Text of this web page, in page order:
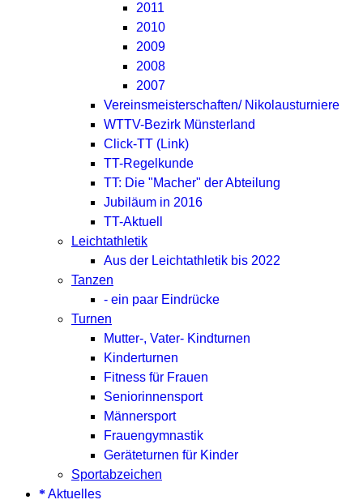
2011
2010
2009
2008
2007
Vereinsmeisterschaften/ Nikolausturniere
WTTV-Bezirk Münsterland
Click-TT (Link)
TT-Regelkunde
TT: Die "Macher" der Abteilung
Jubiläum in 2016
TT-Aktuell
Leichtathletik
Aus der Leichtathletik bis 2022
Tanzen
- ein paar Eindrücke
Turnen
Mutter-, Vater- Kindturnen
Kinderturnen
Fitness für Frauen
Seniorinnensport
Männersport
Frauengymnastik
Geräteturnen für Kinder
Sportabzeichen
Aktuelles